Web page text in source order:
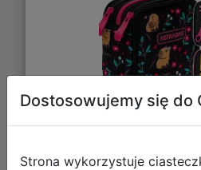
Dostosowujemy się do
Strona wykorzystuje